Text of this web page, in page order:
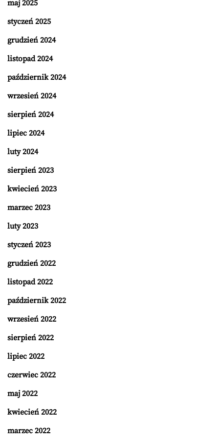
maj 2025
styczeń 2025
grudzień 2024
listopad 2024
październik 2024
wrzesień 2024
sierpień 2024
lipiec 2024
luty 2024
sierpień 2023
kwiecień 2023
marzec 2023
luty 2023
styczeń 2023
grudzień 2022
listopad 2022
październik 2022
wrzesień 2022
sierpień 2022
lipiec 2022
czerwiec 2022
maj 2022
kwiecień 2022
marzec 2022